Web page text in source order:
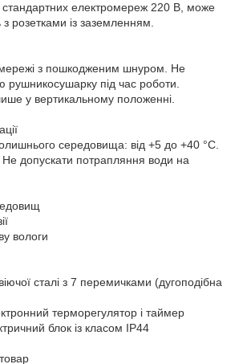
стандартних електромереж 220 В, може
з розетками із заземленням.
з пошкодженим шнуром. Не
рушникосушарку під час роботи.
у вертикальному положенні.
середовища: від +5 до +40 °С.
Не допускати потрапляння води на
вологи
сталі з 7 перемичками (дугоподібна
терморегулятор і таймер
блок із класом IP44